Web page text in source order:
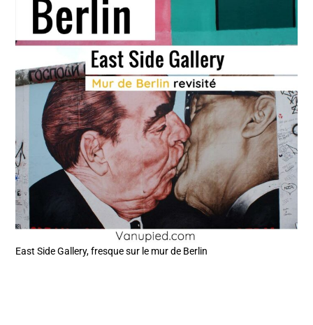
East Side Gallery, fresque sur le mur de Berlin